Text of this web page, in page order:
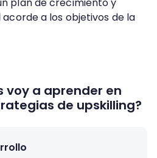
a los objetivos de la
voy a aprender en
de upskilling?